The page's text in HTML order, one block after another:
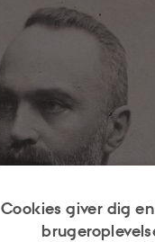
Cookies giver dig